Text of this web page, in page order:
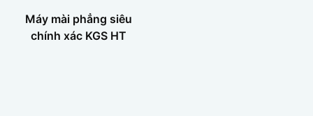
Máy mài phẳng siêu
chính xác KGS HT